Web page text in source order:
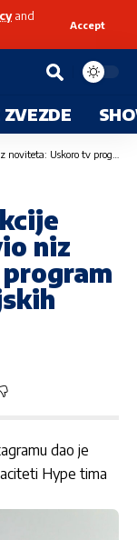
and
Accept
ZVEZDE
uživo iz novih studijskih prostorija
niz
dao je
Hype tima